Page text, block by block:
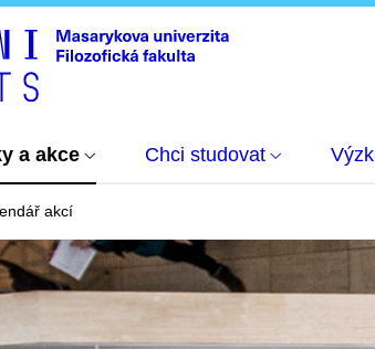
a akce Chci studovat
akcí